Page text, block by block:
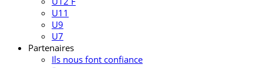
U11
U9
U7
Partenaires
Ils nous font confiance